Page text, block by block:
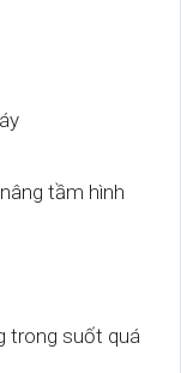
tầm hình
trong suốt quá